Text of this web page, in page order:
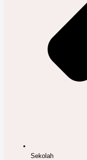
Sekolah